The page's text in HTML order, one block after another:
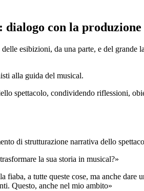
con la produzione
esibizioni, da una parte, e del grande
alla guida del musical.
spettacolo, condividendo riflessioni,
di strutturazione narrativa dello
la sua storia in musical?»
fiaba, a tutte queste cose, ma anche
Questo, anche nel mio ambito»